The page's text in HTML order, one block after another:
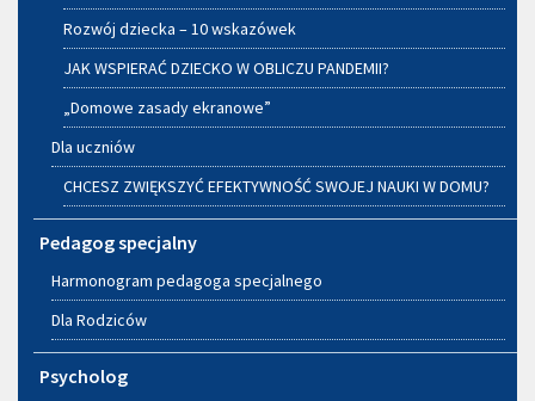
Rozwój dziecka – 10 wskazówek
JAK WSPIERAĆ DZIECKO W OBLICZU PANDEMII?
„Domowe zasady ekranowe”
Dla uczniów
CHCESZ ZWIĘKSZYĆ EFEKTYWNOŚĆ SWOJEJ NAUKI W DOMU?
Pedagog specjalny
Harmonogram pedagoga specjalnego
Dla Rodziców
Psycholog